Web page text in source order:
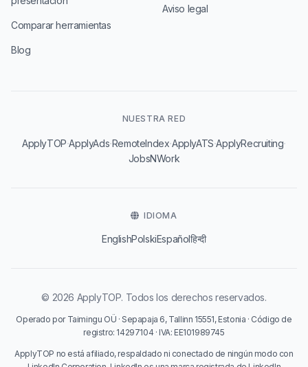
Comparar herramientas
Blog
Aviso legal
NUESTRA RED
ApplyTOP·ApplyAds·RemoteIndex·ApplyATS·ApplyRecruiting·
JobsNWork
IDIOMA
EnglishPolskiEspañolहिन्दी
© 2026 ApplyTOP. Todos los derechos reservados.
Operado por Taimingu OÜ · Sepapaja 6, Tallinn 15551, Estonia · Código de
registro: 14297104 · IVA: EE101989745
ApplyTOP no está afiliado, respaldado ni conectado de ningún modo con